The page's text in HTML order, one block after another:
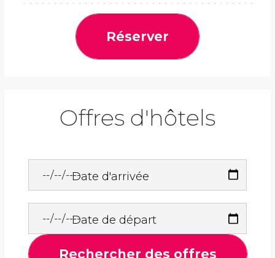
Réserver
Offres d'hôtels
Date d'arrivée
Date de départ
Rechercher des offres